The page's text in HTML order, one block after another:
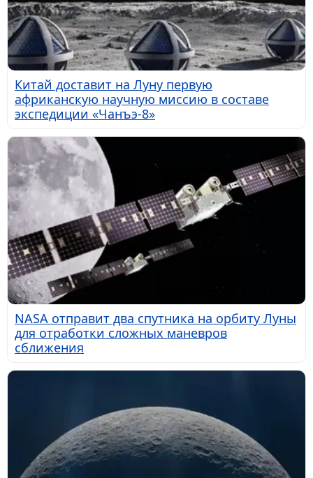
Китай доставит на Луну первую
африканскую научную миссию в составе
экспедиции «Чанъэ-8»
NASA отправит два спутника на орбиту Луны
для отработки сложных маневров
сближения